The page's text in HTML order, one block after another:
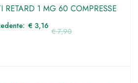
RETARD 1 MG 60 COMPRESSE
€7,90
€ 3,16